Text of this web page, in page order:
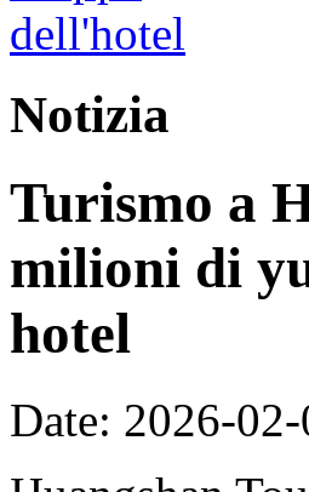
Notizia
Turismo a
milioni di
hotel
Date: 2026-